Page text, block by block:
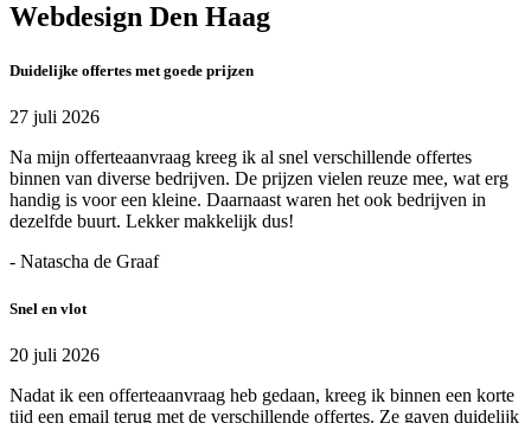
Webdesign Den Haag
Duidelijke offertes met goede prijzen
27 juli 2026
Na mijn offerteaanvraag kreeg ik al snel verschillende offertes
binnen van diverse bedrijven. De prijzen vielen reuze mee, wat erg
handig is voor een kleine. Daarnaast waren het ook bedrijven in
dezelfde buurt. Lekker makkelijk dus!
- Natascha de Graaf
Snel en vlot
20 juli 2026
Nadat ik een offerteaanvraag heb gedaan, kreeg ik binnen een korte
tijd een email terug met de verschillende offertes. Ze gaven duidelijk